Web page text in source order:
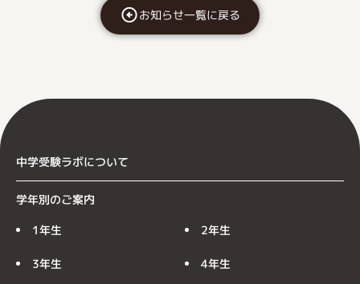
お知らせ一覧に戻る
中学受験ラボについて
学年別のご案内
1年生 2年生
3年生 4年生